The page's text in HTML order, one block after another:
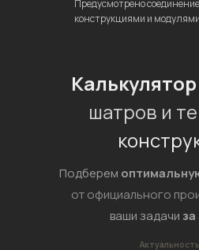
Предусмотрено
конструкциями и
шатров и
Подберем
от официального
ваши задачиза
Актуальность